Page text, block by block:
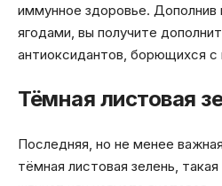
иммунное здоровье. Дополнив
ягодами, вы получите
антиоксидантов, борющихся с
Тёмная листовая
Последняя, но не менее
тёмная листовая зелень,